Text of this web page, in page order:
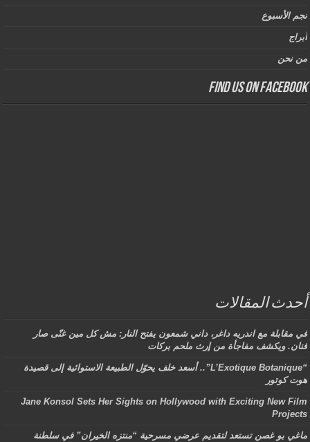
نجم الأسبوع
أبراج
من نحن
Find us on Facebook
أحدث المقالات
في مقابلة مع اندريه داغر، داني شمعون يفتح النار: مش كل مين غنّى صار
فنان. ويكشف مفاجأة من إرث ملحم بركات
“L’Exotique Botanique”.. أسعد خلف يحوّل الطبيعة الاستوائية إلى قصيدة
هوت كوتور
Jane Konsol Sets Her Sights on Hollywood with Exciting New Film
Projects
ماغي بو غصن تستعد لتقديم عرضي مسرحية “منتزه الخيران” في سلطنة